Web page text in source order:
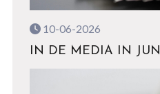
10-06-2026
IN DE MEDIA IN JUNI